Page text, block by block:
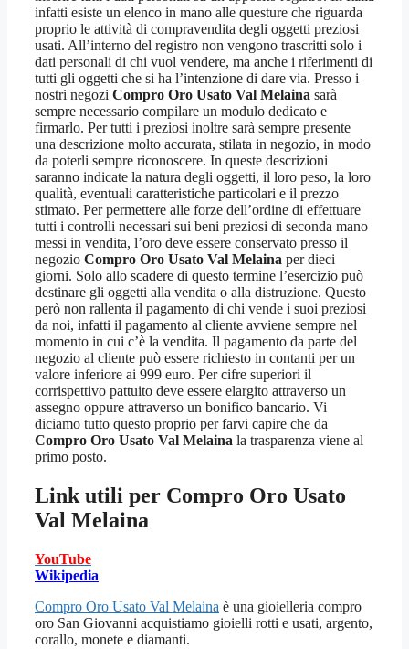
infatti esiste un elenco in mano alle questure che riguarda
proprio le attività di compravendita degli oggetti preziosi
usati. All’interno del registro non vengono trascritti solo i
dati personali di chi vuol vendere, ma anche i riferimenti di
tutti gli oggetti che si ha l’intenzione di dare via. Presso i
nostri negozi Compro Oro Usato Val Melaina sarà
sempre necessario compilare un modulo dedicato e
firmarlo. Per tutti i preziosi inoltre sarà sempre presente
una descrizione molto accurata, stilata in negozio, in modo
da poterli sempre riconoscere. In queste descrizioni
saranno indicate la natura degli oggetti, il loro peso, la loro
qualità, eventuali caratteristiche particolari e il prezzo
stimato. Per permettere alle forze dell’ordine di effettuare
tutti i controlli necessari sui beni preziosi di seconda mano
messi in vendita, l’oro deve essere conservato presso il
negozio Compro Oro Usato Val Melaina per dieci
giorni. Solo allo scadere di questo termine l’esercizio può
destinare gli oggetti alla vendita o alla distruzione. Questo
però non rallenta il pagamento di chi vende i suoi preziosi
da noi, infatti il pagamento al cliente avviene sempre nel
momento in cui c’è la vendita. Il pagamento da parte del
negozio al cliente può essere richiesto in contanti per un
valore inferiore ai 999 euro. Per cifre superiori il
corrispettivo pattuito deve essere elargito attraverso un
assegno oppure attraverso un bonifico bancario. Vi
diciamo tutto questo proprio per farvi capire che da
Compro Oro Usato Val Melaina la trasparenza viene al
primo posto.
Link utili per Compro Oro Usato
Val Melaina
YouTube
Wikipedia
Compro Oro Usato Val Melaina è una gioielleria compro
oro San Giovanni acquistiamo gioielli rotti e usati, argento,
corallo, monete e diamanti.